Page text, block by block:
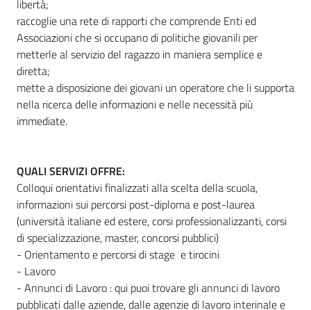
Newsletter
libertà;
raccoglie una rete di rapporti che comprende Enti ed
Associazioni che si occupano di politiche giovanili per
metterle al servizio del ragazzo in maniera semplice e
diretta;
mette a disposizione dei giovani un operatore che li supporta
nella ricerca delle informazioni e nelle necessità più
immediate.
QUALI SERVIZI OFFRE:
Colloqui orientativi finalizzati alla scelta della scuola,
informazioni sui percorsi post-diploma e post-laurea
(università italiane ed estere, corsi professionalizzanti, corsi
di specializzazione, master, concorsi pubblici)
- Orientamento e percorsi di stage e tirocini
- Lavoro
- Annunci di Lavoro : qui puoi trovare gli annunci di lavoro
pubblicati dalle aziende, dalle agenzie di lavoro interinale e